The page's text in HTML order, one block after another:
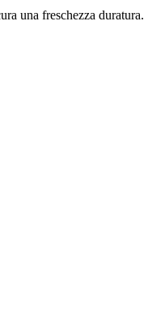
una freschezza duratura.